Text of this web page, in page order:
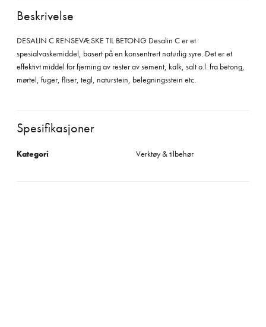
Beskrivelse
DESALIN C RENSEVÆSKE TIL BETONG Desalin C er et
spesialvaskemiddel, basert på en konsentrert naturlig syre. Det er et
effektivt middel for fjerning av rester av sement, kalk, salt o.l. fra betong,
mørtel, fuger, fliser, tegl, naturstein, belegningsstein etc.
Spesifikasjoner
Kategori Verktøy & tilbehør